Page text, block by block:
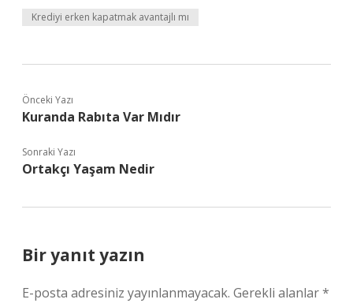
Krediyi erken kapatmak avantajlı mı
Önceki Yazı
Kuranda Rabıta Var Mıdır
Sonraki Yazı
Ortakçı Yaşam Nedir
Bir yanıt yazın
E-posta adresiniz yayınlanmayacak. Gerekli alanlar*